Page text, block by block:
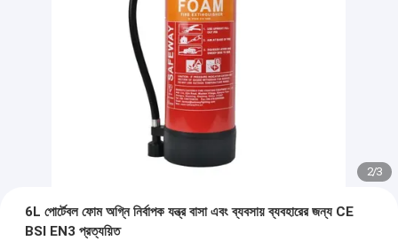
2/3
6L পোর্টেবল ফোম অগ্নি নির্বাপক যন্ত্র বাসা এবং ব্যবসায় ব্যবহারের জন্য CE
BSI EN3 প্রত্যয়িত